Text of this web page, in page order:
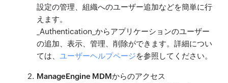
設定の管理、組織へのユーザー追加などを簡単に行
えます。
_Authentication_からアプリケーションのユーザー
の追加、表示、管理、削除ができます。詳細につい
ては、 ユーザーヘルプページを参照してください。
ManageEngine MDMからのアクセス